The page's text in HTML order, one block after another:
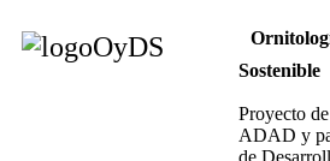
Sostenible
Proyecto
ADAD y
de